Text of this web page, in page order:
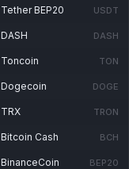
Tether BEP20 USDT
DASH DASH
Toncoin TON
Dogecoin DOGE
TRX TRON
Bitcoin Cash BCH
BinanceCoin BEP20